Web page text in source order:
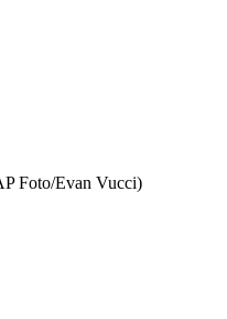
Foto/Evan Vucci)